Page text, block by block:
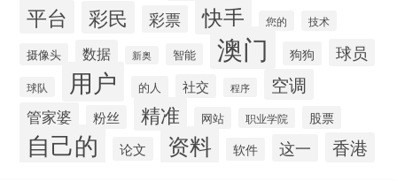
平台 彩民 彩票 快手 您的 技术
摄像头 数据 新奥 智能 澳门 狗狗 球员
球队 用户 的人 社交 程序 空调
管家婆 粉丝 精准 网站 职业学院 股票
自己的 论文 资料 软件 这一 香港